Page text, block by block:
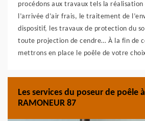
procédons aux travaux tels la
l’arrivée d’air frais, le traitement de
dispositif, les travaux de protection du
toute projection de cendre… À la fin de
mettrons en place le poêle de votre
Les services du poseur de poêle
RAMONEUR 87